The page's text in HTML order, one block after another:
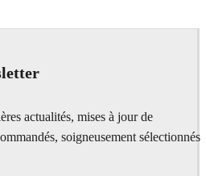
actualités, mises à jour de
soigneusement sélectionnés